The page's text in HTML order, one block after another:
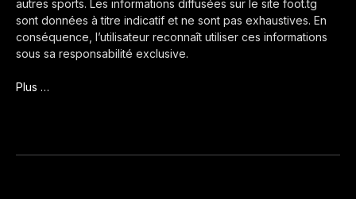
autres sports. Les informations diffusées sur le site foot.tg
sont données à titre indicatif et ne sont pas exhaustives. En
conséquence, l’utilisateur reconnaît utiliser ces informations
sous sa responsabilité exclusive.
Plus …